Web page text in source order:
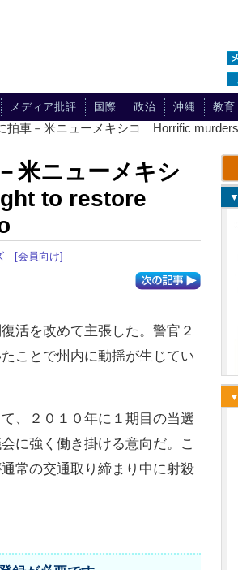
メディア批評 国際 政治 沖縄 教育
拍車－米ニューメキシコ Horrific
米ニューメキシ
to restore
[会員向け]
活を改めて主張した。警官２
ことで州内に動揺が生じてい
、２０１０年に１期目の当選
に強く働き掛ける意向だ。こ
常の交通取り締まり中に射殺